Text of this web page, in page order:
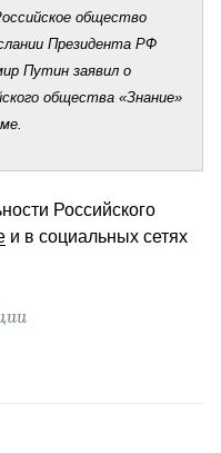
общество
Президента РФ
Путин заявил о
общества «Знание»
Российского
и в социальных сетях